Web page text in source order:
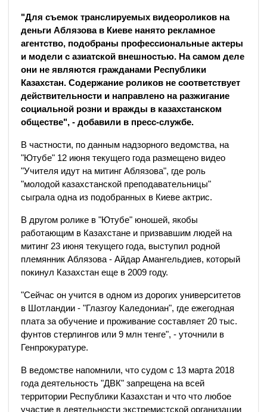
"Для съемок транслируемых видеороликов на
деньги Аблязова в Киеве нанято рекламное
агентство, подобраны профессиональные актеры
и модели с азиатской внешностью. На самом деле
они не являются гражданами Республики
Казахстан. Содержание роликов не соответствует
действительности и направлено на разжигание
социальной розни и вражды в казахстанском
обществе", - добавили в пресс-службе.
В частности, по данным надзорного ведомства, на
"Ютубе" 12 июня текущего года размещено видео
"Учителя идут на митинг Аблязова", где роль
"молодой казахстанской преподавательницы"
сыграла одна из подобранных в Киеве актрис.
В другом ролике в "Ютубе" юношей, якобы
работающим в Казахстане и призвавшим людей на
митинг 23 июня текущего года, выступил родной
племянник Аблязова - Айдар Амангельдиев, который
покинул Казахстан еще в 2009 году.
"Сейчас он учится в одном из дорогих университетов
в Шотландии - "Глазгоу Каледониан", где ежегодная
плата за обучение и проживание составляет 20 тыс.
фунтов стерлингов или 9 млн тенге", - уточнили в
Генпрокуратуре.
В ведомстве напомнили, что судом с 13 марта 2018
года деятельность "ДВК" запрещена на всей
территории Республики Казахстан и что что любое
участие в деятельности экстремистской организации